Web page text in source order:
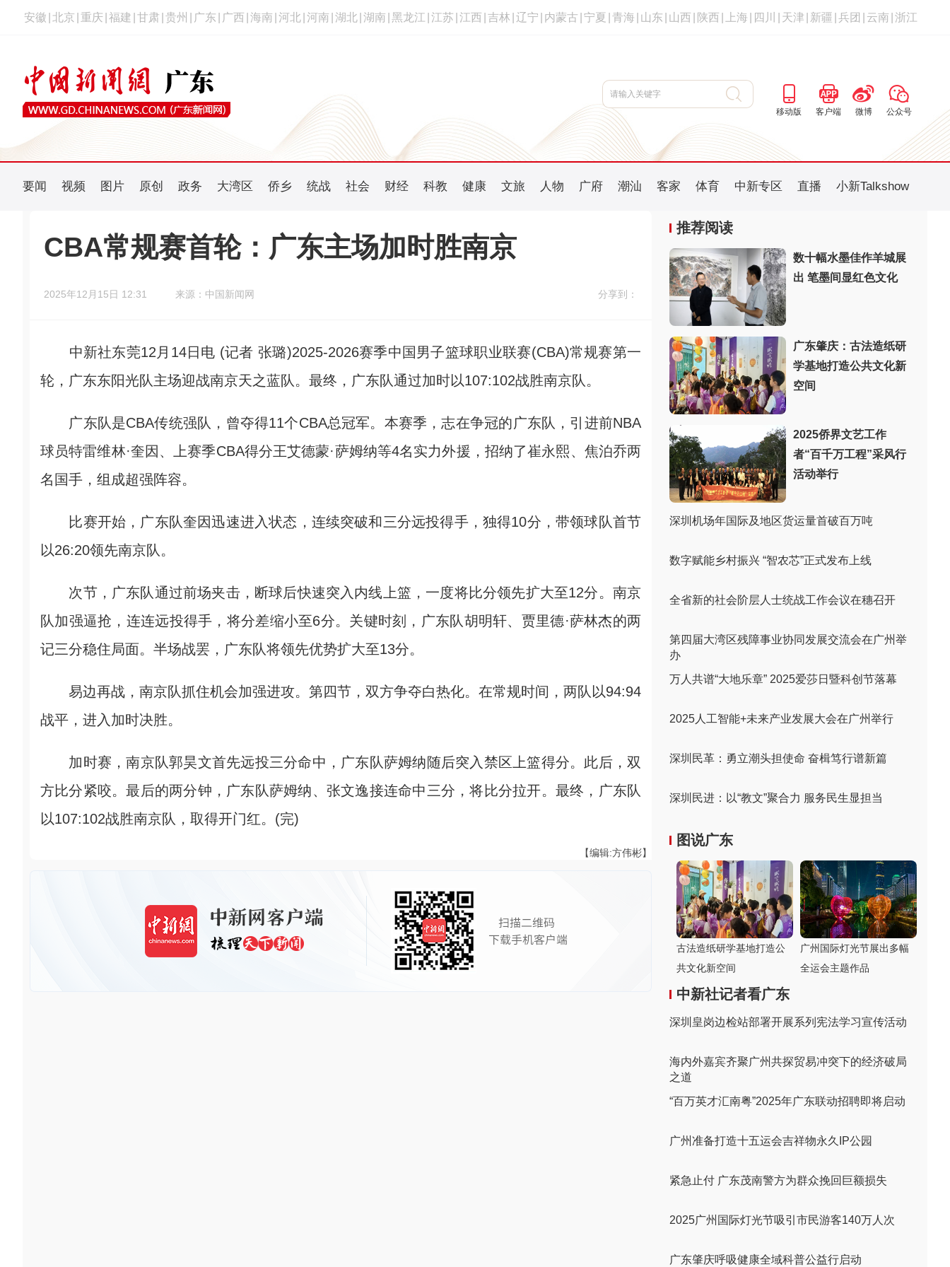
安徽 北京 重庆 福建 甘肃 贵州 广东 广西 海南 河北 河南 湖北 湖南 黑龙江 江苏 江西 吉林 辽宁 内蒙古 宁夏 青海 山东 山西 陕西 上海 四川 天津 新疆 兵团 云南 浙江
移动版 客户端 微博 公众号
要闻 视频 图片 原创 政务 大湾区 侨乡 统战 社会 财经 科教 健康 文旅 人物 广府 潮汕 客家 体育 中新专区 直播 小新Talkshow
CBA常规赛首轮：广东主场加时胜南京
2025年12月15日 12:31 来源：中国新闻网 分享到：
中新社东莞12月14日电 (记者 张璐)2025-2026赛季中国男子篮球职业联赛(CBA)常规赛第一
轮，广东东阳光队主场迎战南京天之蓝队。最终，广东队通过加时以107:102战胜南京队。
广东队是CBA传统强队，曾夺得11个CBA总冠军。本赛季，志在争冠的广东队，引进前NBA
球员特雷维林·奎因、上赛季CBA得分王艾德蒙·萨姆纳等4名实力外援，招纳了崔永熙、焦泊乔两
名国手，组成超强阵容。
比赛开始，广东队奎因迅速进入状态，连续突破和三分远投得手，独得10分，带领球队首节
以26:20领先南京队。
次节，广东队通过前场夹击，断球后快速突入内线上篮，一度将比分领先扩大至12分。南京
队加强逼抢，连连远投得手，将分差缩小至6分。关键时刻，广东队胡明轩、贾里德·萨林杰的两
记三分稳住局面。半场战罢，广东队将领先优势扩大至13分。
易边再战，南京队抓住机会加强进攻。第四节，双方争夺白热化。在常规时间，两队以94:94
战平，进入加时决胜。
加时赛，南京队郭昊文首先远投三分命中，广东队萨姆纳随后突入禁区上篮得分。此后，双
方比分紧咬。最后的两分钟，广东队萨姆纳、张文逸接连命中三分，将比分拉开。最终，广东队
以107:102战胜南京队，取得开门红。(完)
【编辑:方伟彬】
推荐阅读
数十幅水墨佳作羊城展
出 笔墨间显红色文化
广东肇庆：古法造纸研
学基地打造公共文化新
空间
2025侨界文艺工作
者“百千万工程”采风行
活动举行
深圳机场年国际及地区货运量首破百万吨
数字赋能乡村振兴 “智农芯”正式发布上线
全省新的社会阶层人士统战工作会议在穗召开
第四届大湾区残障事业协同发展交流会在广州举
办
万人共谱“大地乐章” 2025爱莎日暨科创节落幕
2025人工智能+未来产业发展大会在广州举行
深圳民革：勇立潮头担使命 奋楫笃行谱新篇
深圳民进：以“教文”聚合力 服务民生显担当
图说广东
古法造纸研学基地打造公
共文化新空间
广州国际灯光节展出多幅
全运会主题作品
中新社记者看广东
深圳皇岗边检站部署开展系列宪法学习宣传活动
海内外嘉宾齐聚广州共探贸易冲突下的经济破局
之道
“百万英才汇南粤”2025年广东联动招聘即将启动
广州准备打造十五运会吉祥物永久IP公园
紧急止付 广东茂南警方为群众挽回巨额损失
2025广州国际灯光节吸引市民游客140万人次
广东肇庆呼吸健康全域科普公益行启动